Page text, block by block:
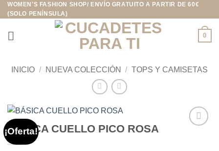
Saltar
al
contenido
WOMEN'S FASHION SHOP/ ENVÍO GRATUITO A PARTIR DE 60€
(SOLO PENÍNSULA)
0
INICIO / NUEVA COLECCIÓN / TOPS Y CAMISETAS
¡Oferta!
BÁSICA CUELLO PICO ROSA